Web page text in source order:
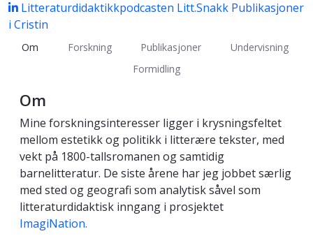
Litteraturdidaktikkpodcasten Litt.Snakk Publikasjoner
i Cristin
Om Forskning Publikasjoner
Undervisning
Formidling
Om
Mine forskningsinteresser ligger i krysningsfeltet
mellom estetikk og politikk i litterære tekster, med
vekt på 1800-tallsromanen og samtidig
barnelitteratur. De siste årene har jeg jobbet særlig
med sted og geografi som analytisk såvel som
litteraturdidaktisk inngang i prosjektet
ImagiNation.